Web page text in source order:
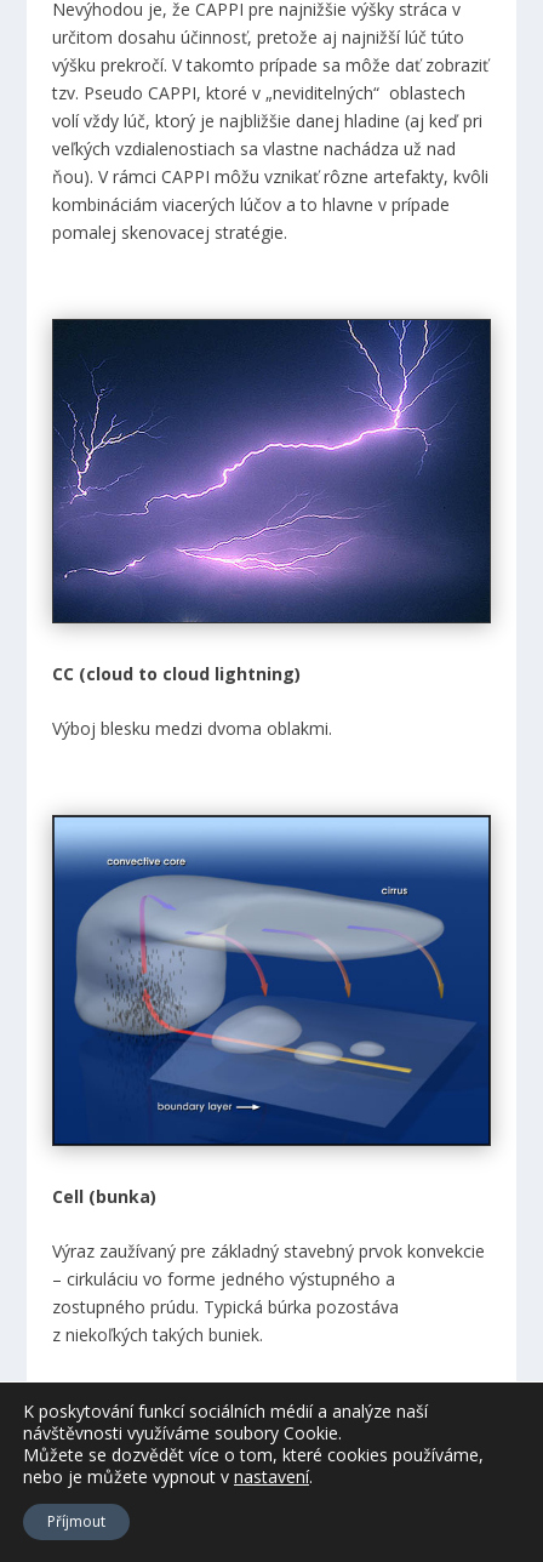
Nevýhodou je, že CAPPI pre najnižšie výšky stráca v
určitom dosahu účinnosť, pretože aj najnižší lúč túto
výšku prekročí. V takomto prípade sa môže dať zobraziť
tzv. Pseudo CAPPI, ktoré v „neviditelných“ oblastech
volí vždy lúč, ktorý je najbližšie danej hladine (aj keď pri
veľkých vzdialenostiach sa vlastne nachádza už nad
ňou). V rámci CAPPI môžu vznikať rôzne artefakty, kvôli
kombináciám viacerých lúčov a to hlavne v prípade
pomalej skenovacej stratégie.
CC (cloud to cloud lightning)
Výboj blesku medzi dvoma oblakmi.
Cell (bunka)
Výraz zaužívaný pre základný stavebný prvok konvekcie
– cirkuláciu vo forme jedného výstupného a
zostupného prúdu. Typická búrka pozostáva
z niekoľkých takých buniek.
K poskytování funkcí sociálních médií a analýze naší
návštěvnosti využíváme soubory Cookie.
Můžete se dozvědět více o tom, které cookies používáme,
nebo je můžete vypnout v nastavení.
Příjmout